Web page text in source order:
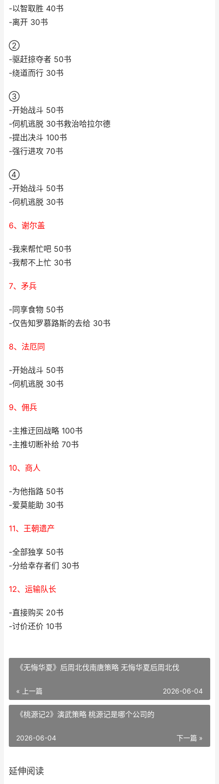
-以智取胜 40书
-离开 30书
②
-驱赶掠夺者 50书
-绕道而行 30书
③
-开始战斗 50书
-伺机逃脱 30书救治哈拉尔德
-提出决斗 100书
-强行进攻 70书
④
-开始战斗 50书
-伺机逃脱 30书
6、谢尔盖
-我来帮忙吧 50书
-我帮不上忙 30书
7、矛兵
-同享食物 50书
-仅告知罗慕路斯的去给 30书
8、法厄同
-开始战斗 50书
-伺机逃脱 30书
9、佣兵
-主推迂回战略 100书
-主推切断补给 70书
10、商人
-为他指路 50书
-爱莫能助 30书
11、王朝遗产
-全部独享 50书
-分给幸存者们 30书
12、运输队长
-直接购买 20书
-讨价还价 10书
《无悔华夏》后周北伐南唐策略 无悔华夏后周北伐
« 上一篇 2026-06-04
《桃源记2》演武策略 桃源记是哪个公司的
下一篇 »
2026-06-04
延伸阅读